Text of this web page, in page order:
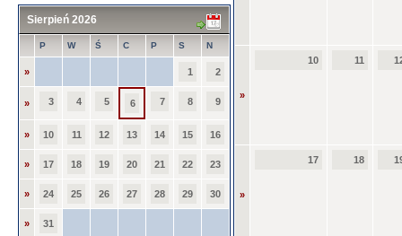
Sierpień 2026
P W Ś C P S N
» 1 2
» 3 4 5 6 7 8 9
» 10 11 12 13 14 15 16
» 17 18 19 20 21 22 23
» 24 25 26 27 28 29 30
» 31
»
10 11
»
17 18